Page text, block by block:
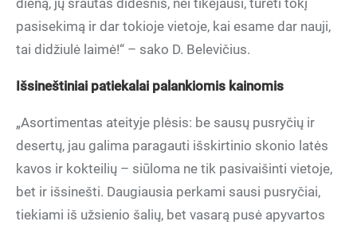
dieną, jų srautas didesnis, nei tikėjausi, turėti tokį
pasisekimą ir dar tokioje vietoje, kai esame dar nauji,
tai didžiulė laimė!“ – sako D. Belevičius.
Išsineštiniai patiekalai palankiomis kainomis
„Asortimentas ateityje plėsis: be sausų pusryčių ir
desertų, jau galima paragauti išskirtinio skonio latės
kavos ir kokteilių – siūloma ne tik pasivaišinti vietoje,
bet ir išsinešti. Daugiausia perkami sausi pusryčiai,
tiekiami iš užsienio šalių, bet vasarą pusė apyvartos